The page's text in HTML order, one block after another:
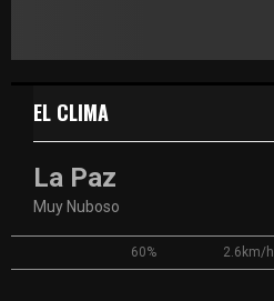
EL CLIMA
La Paz
Muy Nuboso
60% 2.6km/h